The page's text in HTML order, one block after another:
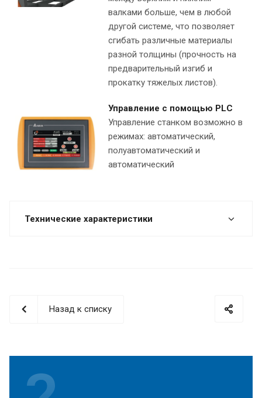
валками больше, чем в любой
другой системе, что позволяет
сгибать различные материалы
разной толщины (прочность на
предварительный изгиб и
прокатку тяжелых листов).
Управление с помощью PLC
Управление станком возможно в
режимах: автоматический,
полуавтоматический и
автоматический
Технические характеристики
Назад к списку